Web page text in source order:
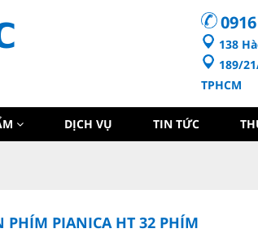
138
189/
TPHCM
DỊCH VỤ TIN TỨC
PHÍM PIANICA HT 32 PHÍM